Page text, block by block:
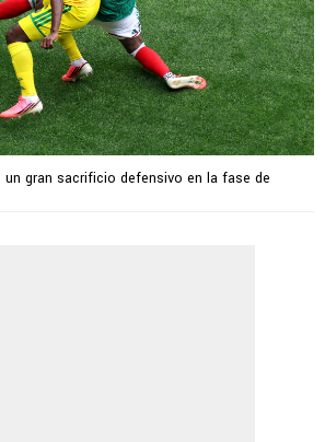
un gran sacrificio defensivo en la fase de